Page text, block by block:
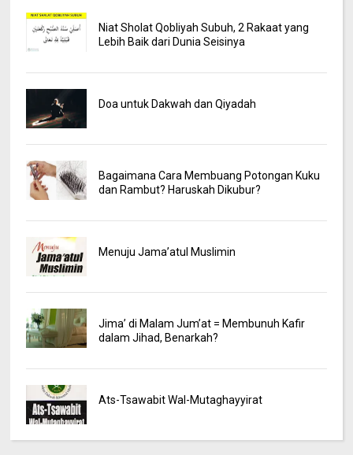
Niat Sholat Qobliyah Subuh, 2 Rakaat yang
Lebih Baik dari Dunia Seisinya
Doa untuk Dakwah dan Qiyadah
Bagaimana Cara Membuang Potongan Kuku
dan Rambut? Haruskah Dikubur?
Menuju Jama’atul Muslimin
Jima’ di Malam Jum’at = Membunuh Kafir
dalam Jihad, Benarkah?
Ats-Tsawabit Wal-Mutaghayyirat